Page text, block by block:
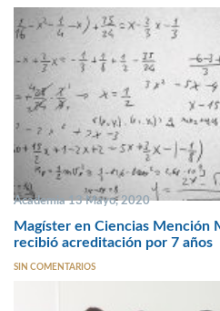
Academia 13 Mayo, 2020
Magíster en Ciencias Mención
recibió acreditación por 7 años
SIN COMENTARIOS